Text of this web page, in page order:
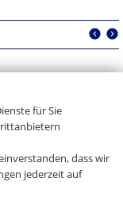
und haben
Kontakt mit uns
für Sie
dass wir
jederzeit auf